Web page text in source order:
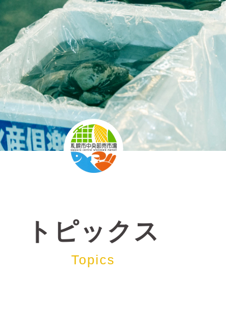
トピックス
Topics